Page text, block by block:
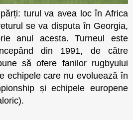
turul va avea loc în Africa
se va disputa în Georgia,
anul acesta. Turneul este
din 1991, de către
să ofere fanilor rugbyului
echipele care nu evoluează în
și echipele europene